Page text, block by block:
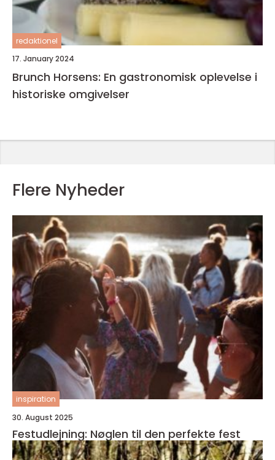
redaktionel
17. January 2024
Brunch Horsens: En gastronomisk oplevelse i
historiske omgivelser
Flere Nyheder
inspiration
30. August 2025
Festudlejning: Nøglen til den perfekte fest